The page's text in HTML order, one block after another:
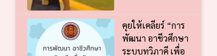
คุยให้เคลียร์ “การ
พัฒนา อาชีวศึกษา
ระบบทวิภาคี เพื่อ